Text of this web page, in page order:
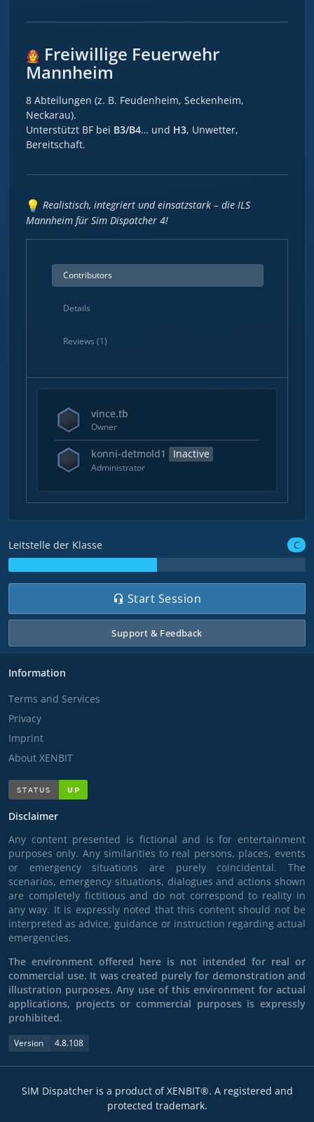
Freiwillige Feuerwehr
Mannheim
8 Abteilungen (z. B. Feudenheim, Seckenheim,
Neckarau).
Unterstützt BF bei B3/B4… und H3, Unwetter,
Bereitschaft.
Realistisch, integriert und einsatzstark – die ILS
Mannheim für Sim Dispatcher 4!
Contributors
Details
Reviews (1)
vince.tb
Owner
konni-detmold1 Inactive
Administrator
Leitstelle der Klasse C
Start Session
Support & Feedback
Information
Terms and Services
Privacy
Imprint
About XENBIT
Disclaimer
Any content presented is fictional and is for entertainment
purposes only. Any similarities to real persons, places, events
or emergency situations are purely coincidental. The
scenarios, emergency situations, dialogues and actions shown
are completely fictitious and do not correspond to reality in
any way. It is expressly noted that this content should not be
interpreted as advice, guidance or instruction regarding actual
emergencies.
The environment offered here is not intended for real or
commercial use. It was created purely for demonstration and
illustration purposes. Any use of this environment for actual
applications, projects or commercial purposes is expressly
prohibited.
Version 4.8.108
SIM Dispatcher is a product of XENBIT®. A registered and
protected trademark.